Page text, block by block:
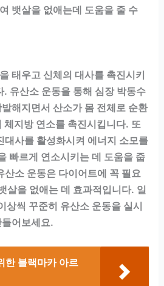
뱃살을 없애는데 도움을 줄 수
태우고 신체의 대사를 촉진시키
. 유산소 운동을 통해 심장 박동수
해지면서 산소가 몸 전체로 순환
체지방 연소를 촉진시킵니다. 또
대사를 활성화시켜 에너지 소모를
빠르게 연소시키는 데 도움을 줍
산소 운동은 다이어트에 꼭 필요
살을 없애는 데 효과적입니다. 일
씩 꾸준히 유산소 운동을 실시
어보세요.
한 블랙마카 아르